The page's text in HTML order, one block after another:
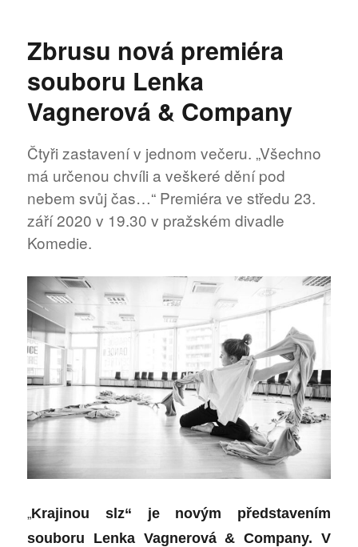
Zbrusu nová premiéra
souboru Lenka
Vagnerová & Company
Čtyři zastavení v jednom večeru. „Všechno
má určenou chvíli a veškeré dění pod
nebem svůj čas…“ Premiéra ve středu 23.
září 2020 v 19.30 v pražském divadle
Komedie.
„Krajinou slz“ je novým představením
souboru Lenka Vagnerová & Company. V